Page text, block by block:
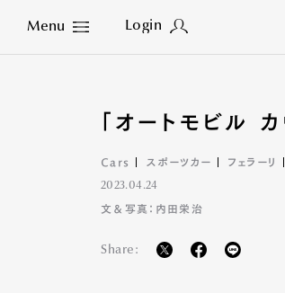
Menu Login
Close
「オートモビル
Cars スポーツカー フェラーリ
2023.04.24
文＆写真：内田栄治
Share: